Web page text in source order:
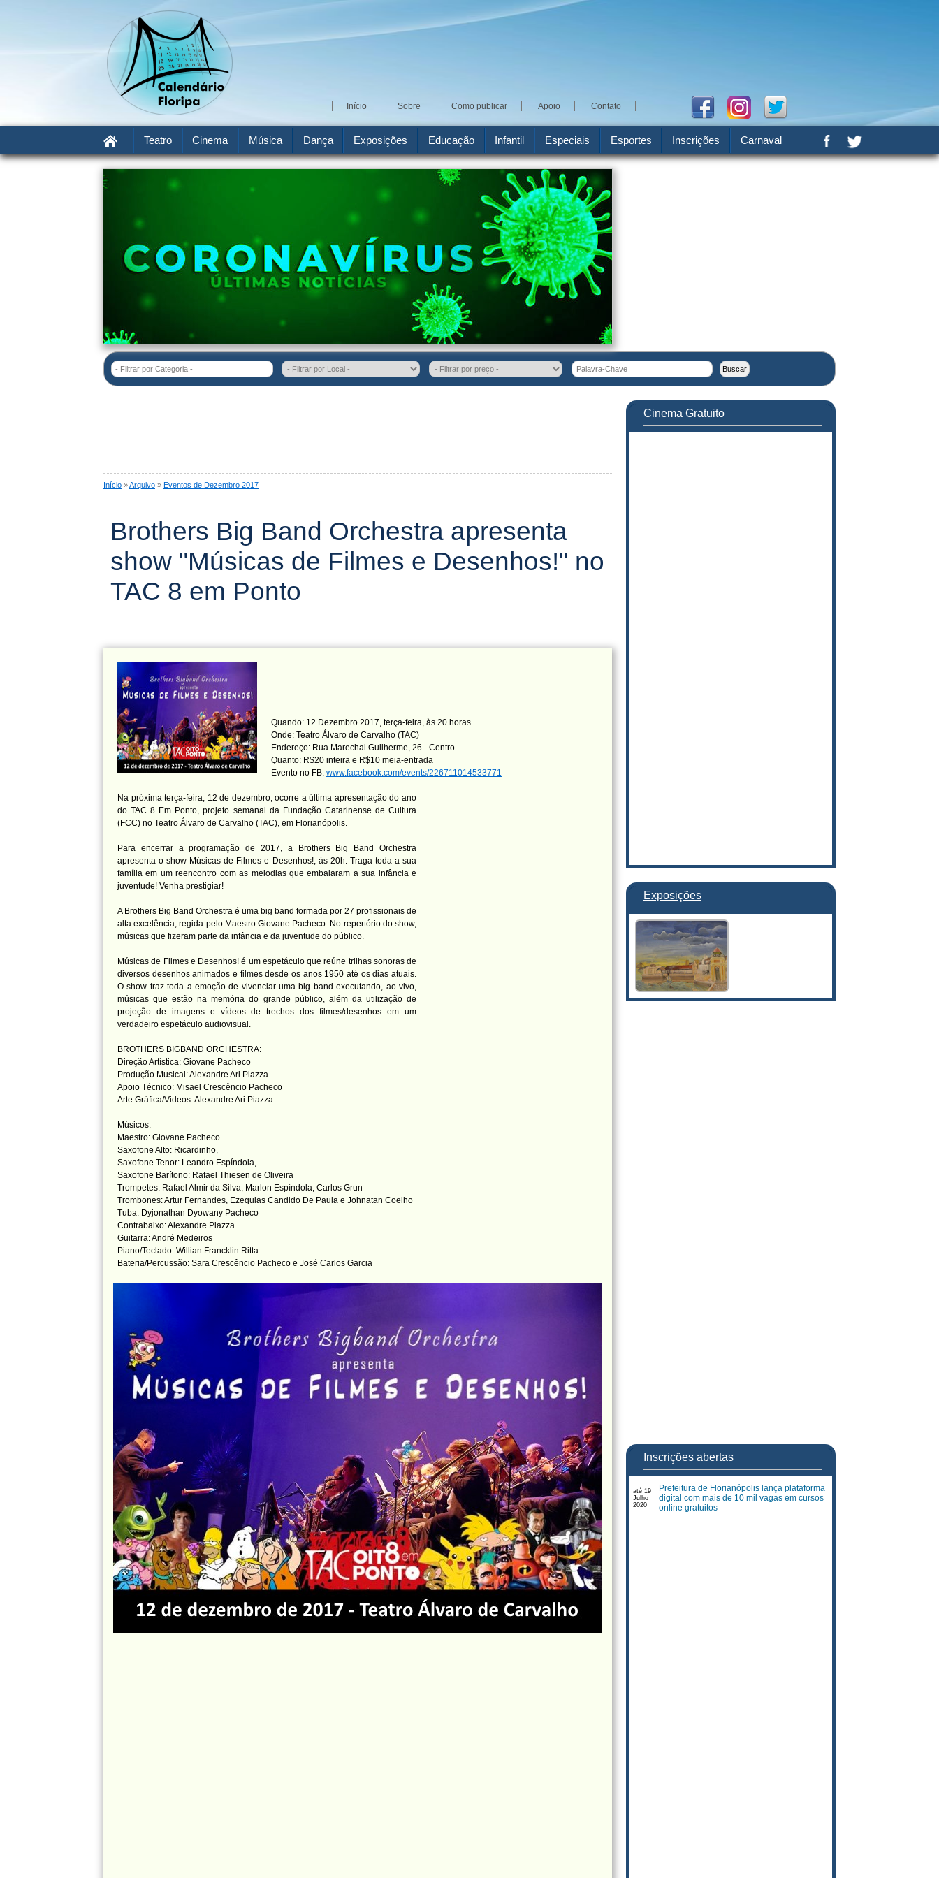
Início Sobre Como publicar Apoio Contato
Teatro Cinema Música Dança Exposições Educação Infantil Especiais Esportes Inscrições Carnaval
- Filtrar por Categoria -
Início »Arquivo » Eventos de Dezembro 2017
Brothers Big Band Orchestra apresenta
show "Músicas de Filmes e Desenhos!" no
TAC 8 em Ponto
Quando: 12 Dezembro 2017, terça-feira, às 20 horas
Onde: Teatro Álvaro de Carvalho (TAC)
Endereço: Rua Marechal Guilherme, 26 - Centro
Quanto: R$20 inteira e R$10 meia-entrada
Evento no FB: www.facebook.com/events/226711014533771
Na próxima terça-feira, 12 de dezembro, ocorre a última apresentação do ano
do TAC 8 Em Ponto, projeto semanal da Fundação Catarinense de Cultura
(FCC) no Teatro Álvaro de Carvalho (TAC), em Florianópolis.
Para encerrar a programação de 2017, a Brothers Big Band Orchestra
apresenta o show Músicas de Filmes e Desenhos!, às 20h. Traga toda a sua
família em um reencontro com as melodias que embalaram a sua infância e
juventude! Venha prestigiar!
A Brothers Big Band Orchestra é uma big band formada por 27 profissionais de
alta excelência, regida pelo Maestro Giovane Pacheco. No repertório do show,
músicas que fizeram parte da infância e da juventude do público.
Músicas de Filmes e Desenhos! é um espetáculo que reúne trilhas sonoras de
diversos desenhos animados e filmes desde os anos 1950 até os dias atuais.
O show traz toda a emoção de vivenciar uma big band executando, ao vivo,
músicas que estão na memória do grande público, além da utilização de
projeção de imagens e vídeos de trechos dos filmes/desenhos em um
verdadeiro espetáculo audiovisual.
BROTHERS BIGBAND ORCHESTRA:
Direção Artística: Giovane Pacheco
Produção Musical: Alexandre Ari Piazza
Apoio Técnico: Misael Crescêncio Pacheco
Arte Gráfica/Videos: Alexandre Ari Piazza
Músicos:
Maestro: Giovane Pacheco
Saxofone Alto: Ricardinho,
Saxofone Tenor: Leandro Espíndola,
Saxofone Barítono: Rafael Thiesen de Oliveira
Trompetes: Rafael Almir da Silva, Marlon Espíndola, Carlos Grun
Trombones: Artur Fernandes, Ezequias Candido De Paula e Johnatan Coelho
Tuba: Dyjonathan Dyowany Pacheco
Contrabaixo: Alexandre Piazza
Guitarra: André Medeiros
Piano/Teclado: Willian Francklin Ritta
Bateria/Percussão: Sara Crescêncio Pacheco e José Carlos Garcia
Cinema Gratuito
Exposições
Inscrições abertas
até 19
Julho
2020
Prefeitura de Florianópolis lança plataforma
digital com mais de 10 mil vagas em cursos
online gratuitos